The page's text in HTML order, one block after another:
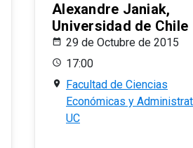
Alexandre Janiak,
Universidad de Chile
29 de Octubre de 2015
17:00
Facultad de Ciencias
Económicas y
UC